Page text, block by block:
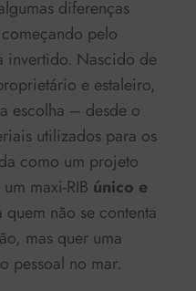
diferenças
pelo
invertido. Nascido de
e estaleiro,
escolha – desde o
utilizados para os
como um projeto
maxi-RIB único e
não se contenta
mas quer uma
pessoal no mar.